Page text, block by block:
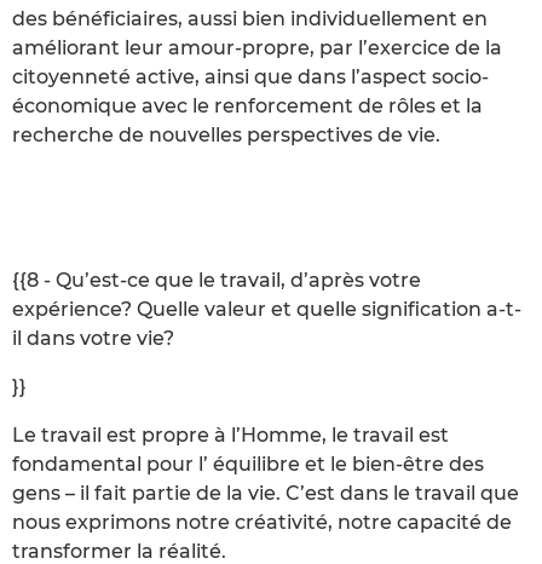
des bénéficiaires, aussi bien individuellement en
améliorant leur amour-propre, par l’exercice de la
citoyenneté active, ainsi que dans l’aspect socio-
économique avec le renforcement de rôles et la
recherche de nouvelles perspectives de vie.
{{8 - Qu’est-ce que le travail, d’après votre
expérience? Quelle valeur et quelle signification a-t-
il dans votre vie?
}}
Le travail est propre à l’Homme, le travail est
fondamental pour l’ équilibre et le bien-être des
gens – il fait partie de la vie. C’est dans le travail que
nous exprimons notre créativité, notre capacité de
transformer la réalité.